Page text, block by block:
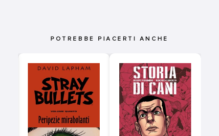
POTREBBE PIACERTI ANCHE